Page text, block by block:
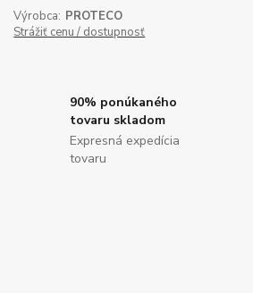
Výrobca: PROTECO
Strážiť cenu / dostupnosť
90% ponúkaného
tovaru skladom
Expresná expedícia
tovaru